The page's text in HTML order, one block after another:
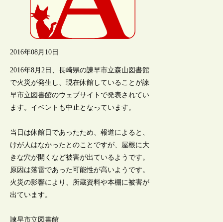
2016年08月10日
2016年8月2日、長崎県の諫早市立森山図書館
で火災が発生し、現在休館していることが諫
早市立図書館のウェブサイトで発表されてい
ます。イベントも中止となっています。
当日は休館日であったため、報道によると、
けが人はなかったとのことですが、屋根に大
きな穴が開くなど被害が出ているようです。
原因は落雷であった可能性が高いようです。
火災の影響により、所蔵資料や本棚に被害が
出ています。
諫早市立図書館